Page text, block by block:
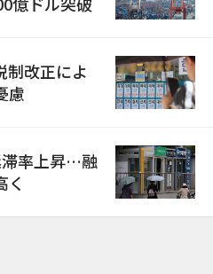
制改正によ
慮
滞率上昇…融
く